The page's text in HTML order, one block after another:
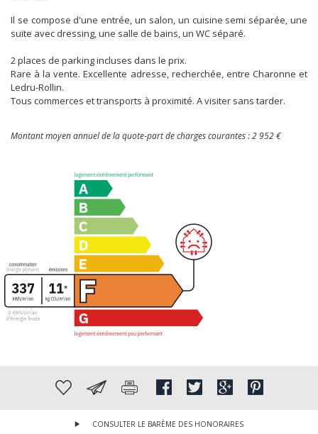
Il se compose d'une entrée, un salon, un cuisine semi séparée, une
suite avec dressing, une salle de bains, un WC séparé.
2 places de parking incluses dans le prix.
Rare à la vente. Excellente adresse, recherchée, entre Charonne et
Ledru-Rollin.
Tous commerces et transports à proximité. A visiter sans tarder.
Montant moyen annuel de la quote-part de charges courantes : 2 952 €
CONSULTER LE BARÈME DES HONORAIRES